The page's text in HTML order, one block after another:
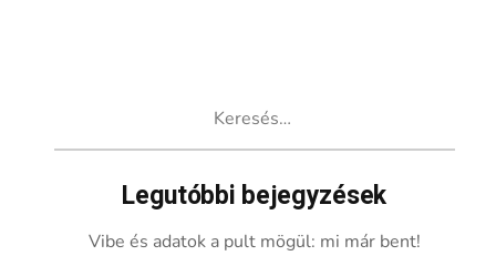
Legutóbbi bejegyzések
Vibe és adatok a pult mögül: mi már bent!